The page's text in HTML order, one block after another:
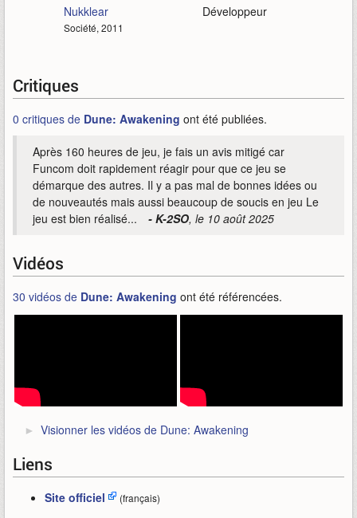
Nukklear
Société, 2011
Développeur
Critiques
0 critiques de Dune: Awakening ont été publiées.
Après 160 heures de jeu, je fais un avis mitigé car
Funcom doit rapidement réagir pour que ce jeu se
démarque des autres. Il y a pas mal de bonnes idées ou
de nouveautés mais aussi beaucoup de soucis en jeu Le
jeu est bien réalisé...
- K-2SO, le 10 août 2025
Vidéos
30 vidéos de Dune: Awakening ont été référencées.
Visionner les vidéos de Dune: Awakening
Liens
Site officiel (français)